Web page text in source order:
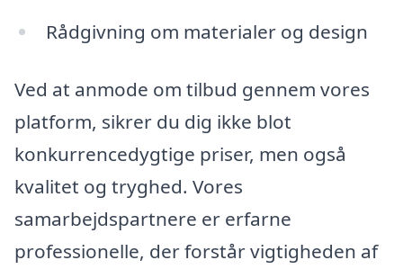
Rådgivning om materialer og design
Ved at anmode om tilbud gennem vores
platform, sikrer du dig ikke blot
konkurrencedygtige priser, men også
kvalitet og tryghed. Vores
samarbejdspartnere er erfarne
professionelle, der forstår vigtigheden af